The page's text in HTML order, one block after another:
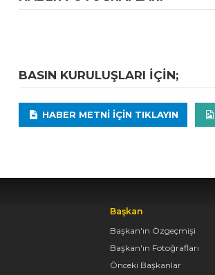
BASIN KURULUŞLARI IÇIN;
HABER METNI IÇIN TIKLAYIN
Başkan
Başkan'ın Özgeçmişi
Başkan'ın Fotoğrafları
Önceki Başkanlar